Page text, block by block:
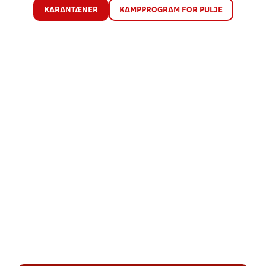
KARANTÆNER KAMPPROGRAM FOR PULJE